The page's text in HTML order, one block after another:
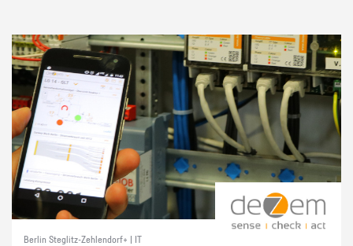
Berlin Steglitz-Zehlendorf+ | IT